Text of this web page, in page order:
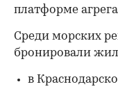
платформе
Среди морских
бронировали
в